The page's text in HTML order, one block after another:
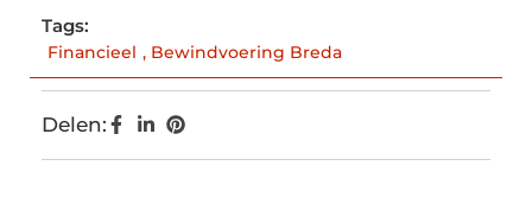
Tags:
Financieel , Bewindvoering Breda
Delen: